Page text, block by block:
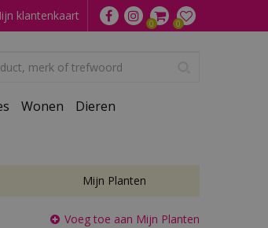
klantenkaart
Wonen Dieren
Mijn Planten
Voeg toe aan Mijn Planten